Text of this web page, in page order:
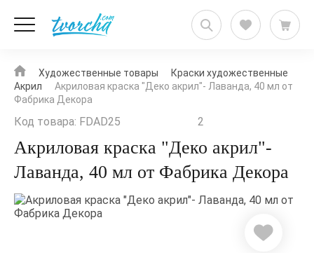
Художественные товары
Краски художественные
Акрил
Акриловая краска "Деко акрил"- Лаванда, 40 мл от
Фабрика Декора
Код товара: FDAD25 2
Акриловая краска "Деко акрил"-
Лаванда, 40 мл от Фабрика Декора